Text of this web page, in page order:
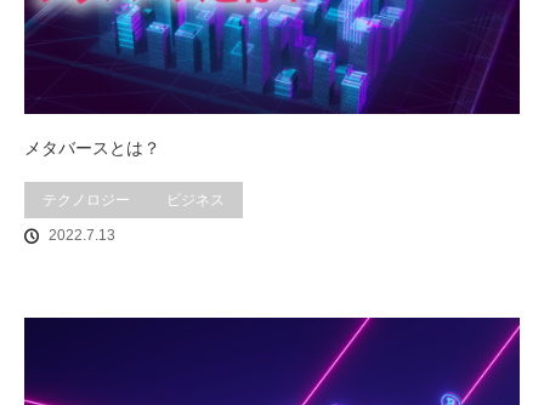
メタバースとは？
テクノロジー ビジネス
2022.7.13